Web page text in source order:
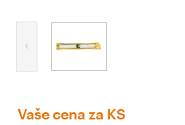
Vaše cena za KS